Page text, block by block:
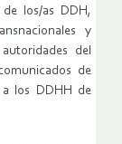
los/as DDH,
y
del
de
los DDHH de